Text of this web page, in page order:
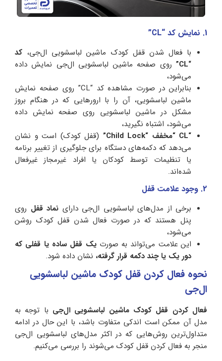
1. نمایش کد “CL”
با فعال شدن قفل کودک ماشین لباسشویی ال‌جی، کد
“CL”
روی صفحه ماشین لباسشویی ال‌جی نمایش داده
می‌شود،
بنابراین در صورت مشاهده کد “CL” روی صفحه نمایش
ماشین لباسشویی، آن را با ارورهایی که در هنگام بروز
مشکل در ماشین لباسشویی روی صفحه نمایش داده
می‌شود، اشتباه نگیرید،
“CL “مخفف “Child Lock”
(قفل کودک) است و نشان
می‌دهد که دکمه‌های دستگاه برای جلوگیری از تغییر برنامه
یا تنظیمات توسط کودکان یا افراد غیرمجاز غیرفعال
شده‌اند.
2. وجود علامت قفل
برخی از مدل‌های لباسشویی ال‌جی دارای نماد قفل روی
پنل هستند که در صورت فعال شدن قفل کودک روشن
می‌شود،
این علامت می‌تواند به صورت یک قفل ساده یا قفلی که
دور یک یا چند دکمه قرار گرفته، نشان داده شود.
نحوه فعال کردن قفل کودک ماشین لباسشویی
ال‌جی
فعال کردن قفل کودک ماشین لباسشویی ال‌جی با توجه به
مدل آن ممکن است اندکی متفاوت باشد، با این حال در ادامه
متداول‌ترین روش‌هایی که در اکثر مدل‌های لباسشویی ال‌جی
منجر به فعال کردن قفل کودک می‌شوند را بررسی می‌کنیم.